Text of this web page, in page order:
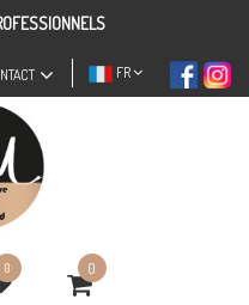
FR
0 0